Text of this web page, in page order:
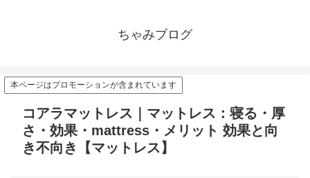
ちゃみブログ
本ページはプロモーションが含まれています
コアラマットレス｜マットレス：寝る・厚
さ・効果・mattress・メリット 効果と向
き不向き【マットレス】